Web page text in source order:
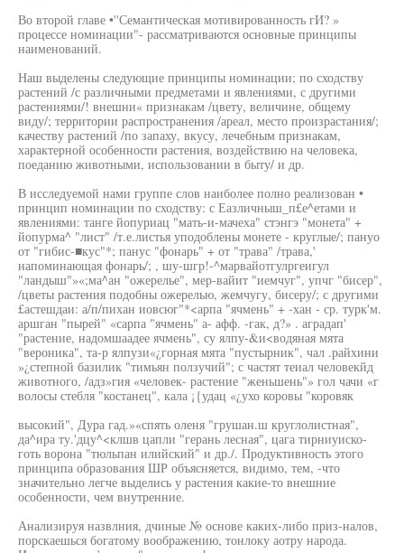
Во второй главе •''Семантическая мотивированность гИ? »
процессе номинации"- рассматриваются основные принципы
наименований.
Наш выделены следующие принципы номинации; по сходству
растений /с различными предметами и явлениями, с другими
растениями/! внешни« признакам /цвету, величине, общему
виду/; территории распространения /ареал, место произрастания/;
качеству растений /по запаху, вкусу, лечебным признакам,
характерной особенности растения, воздействию на человека,
поеданию животными, использовании в быту/ и др.
В исследуемой нами группе слов наиболее полно реализован •
принцип номинации по сходству: с Еазличныш_п£е^етами и
явлениями: танге йопуриац "мать-и-мачеха" стэнгэ "монета" +
йопурма^ "лист" /т.е.листья уподоблены монете - круглые/; пануо
от "гибис-■кус"*; панус "фонарь" + от "трава" /трава,'
напоминающая фонарь/; , шу-шгр!-^марвайотгулргеигул
"ландыш"»«;ма^ан "ожерелье", мер-вайит "иемчуг", упчг "бисер",
/цветы растения подобны ожерелью, жемчугу, бисеру/; с другими
£астешдаи: а/п/пихан иовсюг"*<арпа "ячмень" + -хан - ср. турк'м.
аршган "пырей" «сарпа "ячмень" а- афф. -гак, д?» . аградап'
"растение, надомшаадее ячмень", су ялпу-&и<водяная мята
"вероника", та-р ялпузи«¿горная мята "пустырник", чал .райхини
»¿степной базилик "тимьян ползучий"; с частят теиал человекйд
животного, /адз»гия «человек- растение "женьшень"» гол чачи «г
волосы стебля "костанец", кала ¡{удац «¿ухо коровы "коровяк
высокий", Дура гад.»«спять оленя "грушан.ш круглолистная",
да^ира ту.'дцу^<клшв цапли "герань лесная", цага тирниуиско-
готь ворона "тюльпан илийский" и др./. Продуктивность этого
принципа образования ШР объясняется, видимо, тем, -что
значительно легче выделись у растения какие-то внешние
особенности, чем внутренние.
Анализируя назвлния, дчиные № основе каких-либо приз-налов,
порскаешься богатому воображению, тонлоку аотру народа.